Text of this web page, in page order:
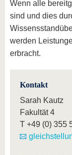
Wenn alle
sind und dies
werden
erbracht.
Kontakt
Sarah Kautz
Fakultät 4
T +49 (0) 355